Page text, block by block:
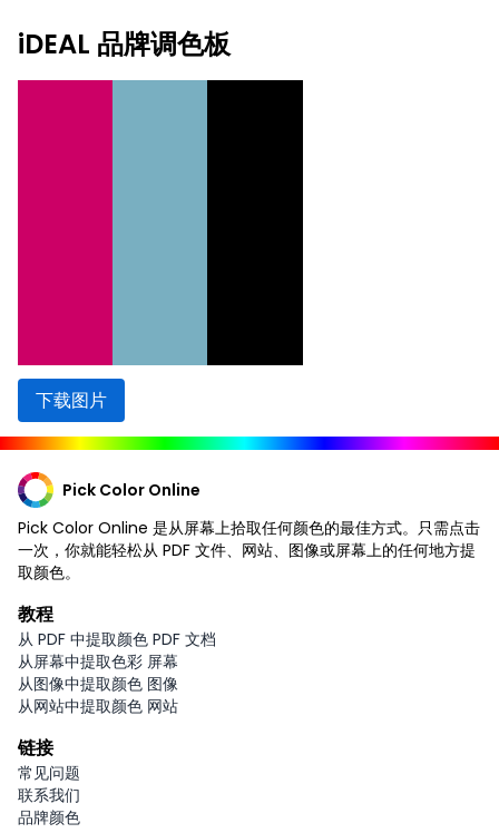
iDEAL 品牌调色板
下载图片
Pick Color Online
Pick Color Online 是从屏幕上拾取任何颜色的最佳方式。只需点击
一次，你就能轻松从 PDF 文件、网站、图像或屏幕上的任何地方提
取颜色。
教程
从 PDF 中提取颜色 PDF 文档
从屏幕中提取色彩 屏幕
从图像中提取颜色 图像
从网站中提取颜色 网站
链接
常见问题
联系我们
品牌颜色